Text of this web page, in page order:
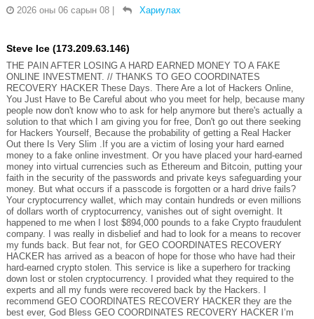
2026 оны 06 сарын 08
Хариулах
Steve Ice (173.209.63.146)
THE PAIN AFTER LOSING A HARD EARNED MONEY TO A FAKE
ONLINE INVESTMENT. // THANKS TO GEO COORDINATES
RECOVERY HACKER These Days. There Are a lot of Hackers Online,
You Just Have to Be Careful about who you meet for help, because many
people now don't know who to ask for help anymore but there's actually a
solution to that which I am giving you for free, Don't go out there seeking
for Hackers Yourself, Because the probability of getting a Real Hacker
Out there Is Very Slim .If you are a victim of losing your hard earned
money to a fake online investment. Or you have placed your hard-earned
money into virtual currencies such as Ethereum and Bitcoin, putting your
faith in the security of the passwords and private keys safeguarding your
money. But what occurs if a passcode is forgotten or a hard drive fails?
Your cryptocurrency wallet, which may contain hundreds or even millions
of dollars worth of cryptocurrency, vanishes out of sight overnight. It
happened to me when I lost $894,000 pounds to a fake Crypto fraudulent
company. I was really in disbelief and had to look for a means to recover
my funds back. But fear not, for GEO COORDINATES RECOVERY
HACKER has arrived as a beacon of hope for those who have had their
hard-earned crypto stolen. This service is like a superhero for tracking
down lost or stolen cryptocurrency. I provided what they required to the
experts and all my funds were recovered back by the Hackers. I
recommend GEO COORDINATES RECOVERY HACKER they are the
best ever, God Bless GEO COORDINATES RECOVERY HACKER I’m